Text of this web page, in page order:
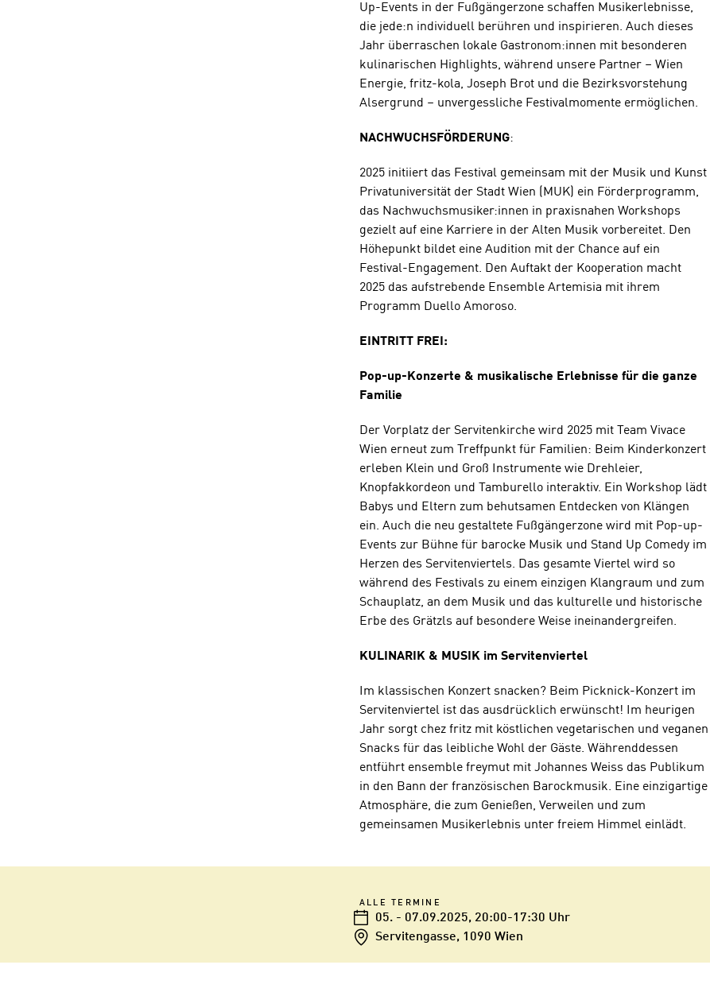
Up-Events in der Fußgängerzone schaffen Musikerlebnisse,
die jede:n individuell berühren und inspirieren. Auch dieses
Jahr überraschen lokale Gastronom:innen mit besonderen
kulinarischen Highlights, während unsere Partner – Wien
Energie, fritz-kola, Joseph Brot und die Bezirksvorstehung
Alsergrund – unvergessliche Festivalmomente ermöglichen.
NACHWUCHSFÖRDERUNG:
2025 initiiert das Festival gemeinsam mit der Musik und Kunst
Privatuniversität der Stadt Wien (MUK) ein Förderprogramm,
das Nachwuchsmusiker:innen in praxisnahen Workshops
gezielt auf eine Karriere in der Alten Musik vorbereitet. Den
Höhepunkt bildet eine Audition mit der Chance auf ein
Festival-Engagement. Den Auftakt der Kooperation macht
2025 das aufstrebende Ensemble Artemisia mit ihrem
Programm Duello Amoroso.
EINTRITT FREI:
Pop-up-Konzerte & musikalische Erlebnisse für die ganze
Familie
Der Vorplatz der Servitenkirche wird 2025 mit Team Vivace
Wien erneut zum Treffpunkt für Familien: Beim Kinderkonzert
erleben Klein und Groß Instrumente wie Drehleier,
Knopfakkordeon und Tamburello interaktiv. Ein Workshop lädt
Babys und Eltern zum behutsamen Entdecken von Klängen
ein. Auch die neu gestaltete Fußgängerzone wird mit Pop-up-
Events zur Bühne für barocke Musik und Stand Up Comedy im
Herzen des Servitenviertels. Das gesamte Viertel wird so
während des Festivals zu einem einzigen Klangraum und zum
Schauplatz, an dem Musik und das kulturelle und historische
Erbe des Grätzls auf besondere Weise ineinandergreifen.
KULINARIK & MUSIK im Servitenviertel
Im klassischen Konzert snacken? Beim Picknick-Konzert im
Servitenviertel ist das ausdrücklich erwünscht! Im heurigen
Jahr sorgt chez fritz mit köstlichen vegetarischen und veganen
Snacks für das leibliche Wohl der Gäste. Währenddessen
entführt ensemble freymut mit Johannes Weiss das Publikum
in den Bann der französischen Barockmusik. Eine einzigartige
Atmosphäre, die zum Genießen, Verweilen und zum
gemeinsamen Musikerlebnis unter freiem Himmel einlädt.
ALLE TERMINE
05. - 07.09.2025, 20:00-17:30 Uhr
Servitengasse, 1090 Wien